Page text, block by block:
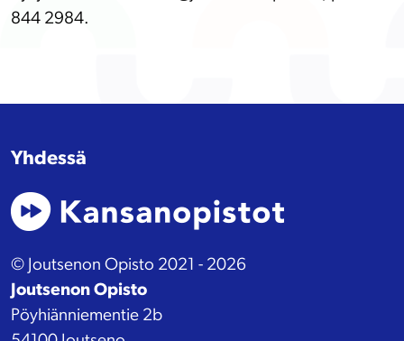
844 2984.
Yhdessä
© Joutsenon Opisto 2021 - 2026
Joutsenon Opisto
Pöyhiänniementie 2b